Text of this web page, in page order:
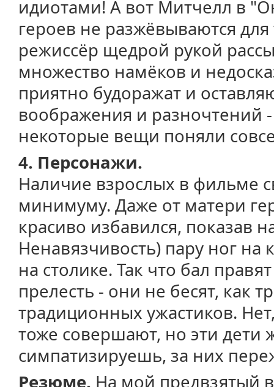
идиотами! А вот Митчелл в
героев не разжёвываются
режиссёр щедрой рукой
множество намёков и
приятно будоражат и
воображения и разночтений
некоторые вещи поняли
4. Персонажи.
Наличие взрослых в фильме
минимуму. Даже от матери
красиво избавился, показав
Ненавязчивость) пару ног на
на столике. Так что бал
прелесть - они не бесят, как
традиционных ужастиков.
тоже совершают, но эти
симпатизируешь, за них
Резюме. На мой предвзятый